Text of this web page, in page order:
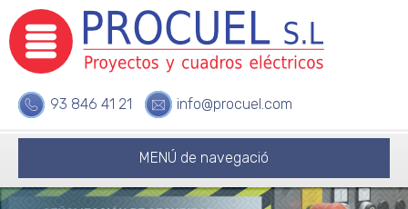
93 846 41 21 info@procuel.com
MENÚ de navegació